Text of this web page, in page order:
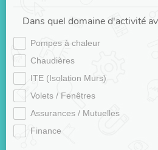
Dans quel domaine d'activité
Pompes à chaleur
Chaudières
ITE (Isolation Murs)
Volets / Fenêtres
Assurances / Mutuelles
Finance